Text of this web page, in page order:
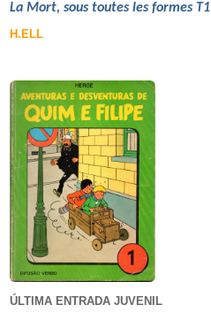
La Mort, sous toutes les formes T1
H.ELL
ÚLTIMA ENTRADA JUVENIL